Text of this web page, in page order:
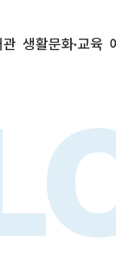
관 생활문화·교육